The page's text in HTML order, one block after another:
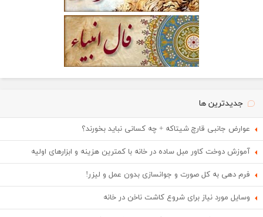
جدیدترین ها
عوارض جانبی قارچ شیتاکه + چه کسانی نباید بخورند؟
آموزش دوخت کاور مبل ساده در خانه با کمترین هزینه و ابزارهای اولیه
فرم دهی به کل صورت و جوانسازی بدون عمل و لیزر!
وسایل مورد نیاز برای شروع کاشت ناخن در خانه